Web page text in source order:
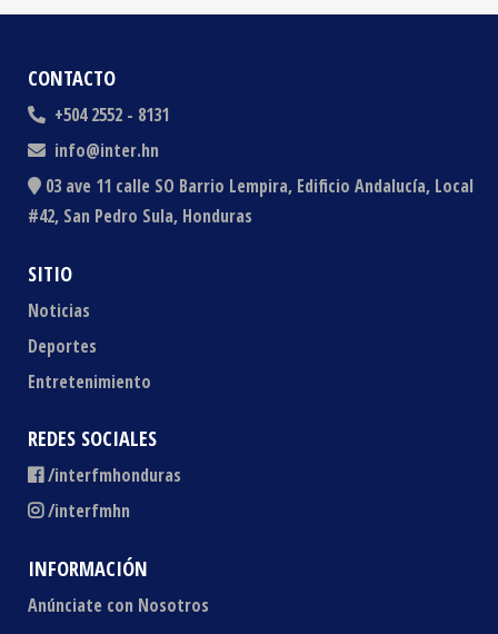
CONTACTO
+504 2552 - 8131
info@inter.hn
03 ave 11 calle SO Barrio Lempira, Edificio Andalucía, Local
#42, San Pedro Sula, Honduras
SITIO
Noticias
Deportes
Entretenimiento
REDES SOCIALES
/interfmhonduras
/interfmhn
INFORMACIÓN
Anúnciate con Nosotros